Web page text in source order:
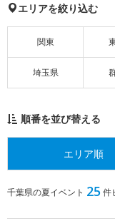
エリアを絞り込む
関東
埼玉県
順番を並び替える
エリア順
千葉県の夏イベント 25 件